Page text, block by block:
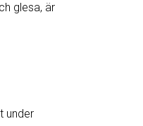
glesa, är
under